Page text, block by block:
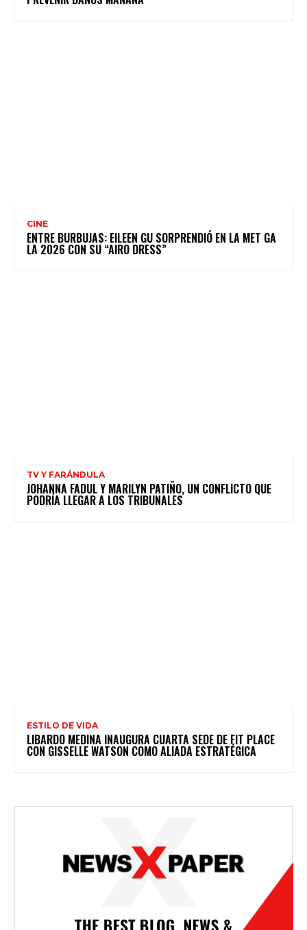
CINE
ENTRE BURBUJAS: EILEEN GU SORPRENDIÓ EN LA MET GA
LA 2026 CON SU “AIRO DRESS”
TV Y FARÁNDULA
JOHANNA FADUL Y MARILYN PATIÑO, UN CONFLICTO QUE
PODRÍA LLEGAR A LOS TRIBUNALES
ESTILO DE VIDA
LIBARDO MEDINA INAUGURA CUARTA SEDE DE FIT PLACE
CON GISSELLE WATSON COMO ALIADA ESTRATÉGICA